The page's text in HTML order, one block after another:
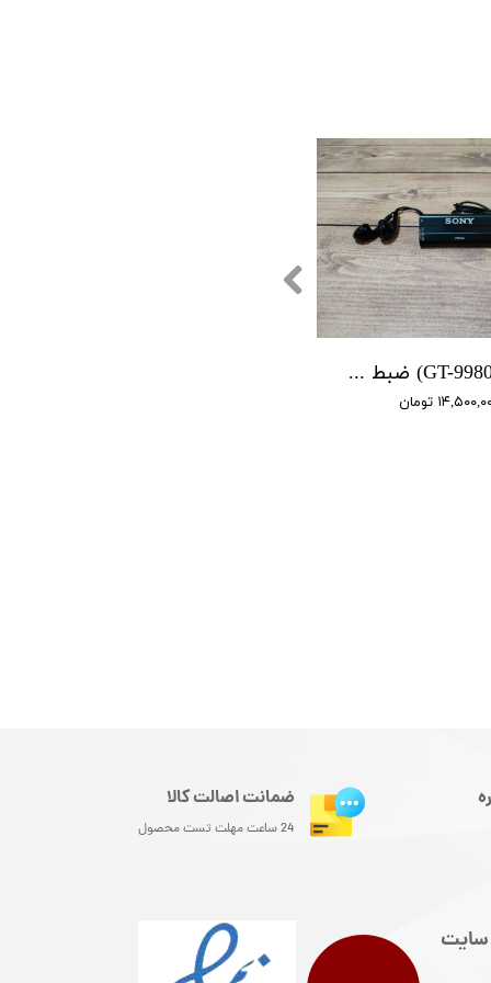
(GT-9980 SONY) ضبط کننده دیجیتالی صدا سونی - 4 روز شارژ - 16 گیگابایت - دارای سنسور صدا - شنود صدا
تومان
سایت
ضمانت اصالت کالا
24 ساعت مهلت تست محصول